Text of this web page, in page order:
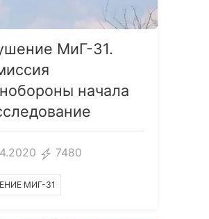
МиГ-31.
начала
7480
МИГ-31